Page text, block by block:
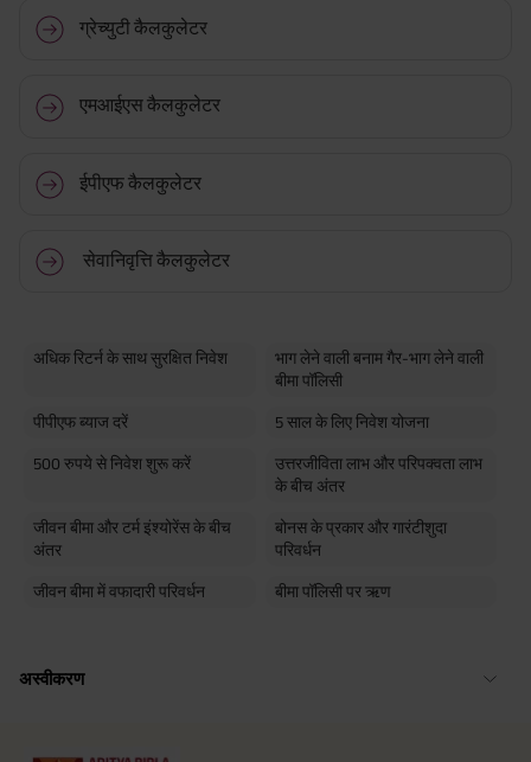
ग्रेच्युटी कैलकुलेटर
एमआईएस कैलकुलेटर
ईपीएफ कैलकुलेटर
सेवानिवृत्ति कैलकुलेटर
अधिक रिटर्न के साथ सुरक्षित निवेश
भाग लेने वाली बनाम गैर-भाग लेने वाली
बीमा पॉलिसी
पीपीएफ ब्याज दरें 5 साल के लिए निवेश योजना
500 रुपये से निवेश शुरू करें
उत्तरजीविता लाभ और परिपक्वता लाभ
के बीच अंतर
जीवन बीमा और टर्म इंश्योरेंस के बीच
अंतर
बोनस के प्रकार और गारंटीशुदा
परिवर्धन
जीवन बीमा में वफादारी परिवर्धन बीमा पॉलिसी पर ऋण
अस्वीकरण